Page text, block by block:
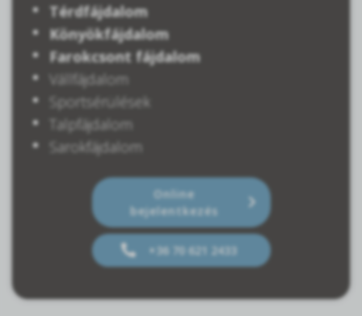
Térdfájdalom
Könyökfájdalom
Farokcsont fájdalom
Vállfájdalom
Sportsérülések
Talpfájdalom
Sarokfájdalom
Online
bejelentkezés
+36 70 621 2433